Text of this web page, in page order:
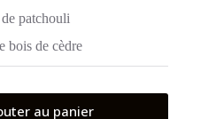
patchouli
bois de cèdre
au panier